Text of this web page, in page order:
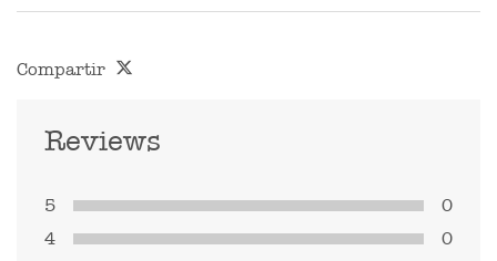
Compartir
Reviews
5
0
4
0